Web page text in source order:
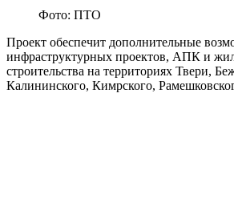
Фото: ПТО
Проект обеспечит дополнительные
инфраструктурных проектов, АПК и
строительства на территориях Твери,
Калининского, Кимрского,